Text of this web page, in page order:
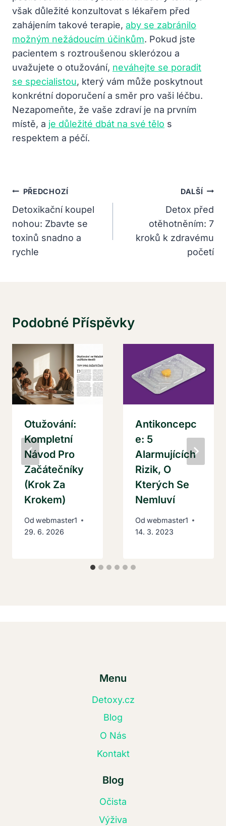
však důležité konzultovat s lékařem před
zahájením takové terapie, aby se zabránilo
možným nežádoucím účinkům. Pokud jste
pacientem s roztroušenou sklerózou a
uvažujete o otužování, neváhejte se poradit
se specialistou, který vám může poskytnout
konkrétní doporučení a směr pro vaši léčbu.
Nezapomeňte, že vaše zdraví je na prvním
místě, a je důležité dbát na své tělo s
respektem a péčí.
Navigace
Pro
Příspěvek
PŘEDCHOZÍ
Detoxikační koupel
nohou: Zbavte se
toxinů snadno a
rychle
DALŠÍ
Detox před
otěhotněním: 7
kroků k zdravému
početí
Podobné Příspěvky
Otužování:
Kompletní
Návod Pro
Začátečníky
(Krok Za
Krokem)
Od webmaster1
29. 6. 2026
Antikoncepc
E: 5
Alarmujících
Rizik, O
Kterých Se
Nemluví
Od webmaster1
14. 3. 2023
Menu
Detoxy.cz
Blog
O Nás
Kontakt
Blog
Očista
Výživa